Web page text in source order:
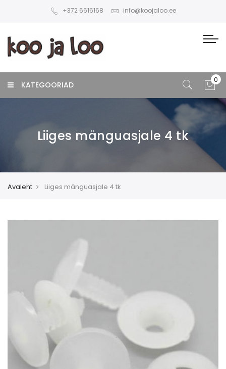
+372 6616168 info@koojaloo.ee
KATEGOORIAD
Liiges mänguasjale 4 tk
Avaleht Liiges mänguasjale 4 tk